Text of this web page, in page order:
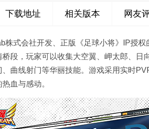
下载地址 相关版本 网友
株式会社开发、正版《足球小将》IP授
段，玩家可以收集大空翼、岬太郎、日
曲线射门等华丽技能。游戏采用实时
血与感动。